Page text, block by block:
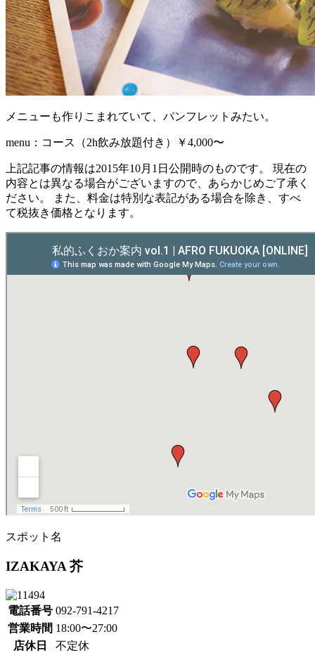
メニューも作りこまれていて、パンフレットみたい。
menu：コース（2h飲み放題付き）￥4,000〜
上記記事の情報は2015年10月1日公開時のものです。 現在の
内容とは異なる場合がございますので、あらかじめご了承く
ださい。 また、料金は特別な表記がある場合を除き、すべ
て税抜き価格となります。
スポット名
IZAKAYA 芥
電話番号 092-791-4217
営業時間 18:00〜27:00
店休日
不定休